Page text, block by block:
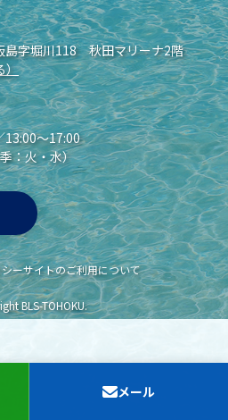
字堀川118 秋田マリーナ2階
）
13:00～17:00
：火・水）
ーサイトのご利用について
BLS-TOHOKU.
メール